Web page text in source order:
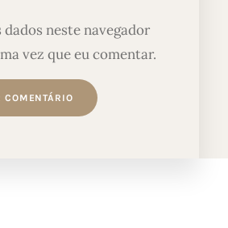
dados neste navegador
vez que eu comentar.